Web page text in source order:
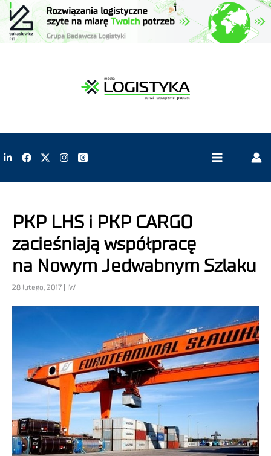
PKP LHS i PKP CARGO
zacieśniają współpracę
na Nowym Jedwabnym Szlaku
28 lutego, 2017 | IW